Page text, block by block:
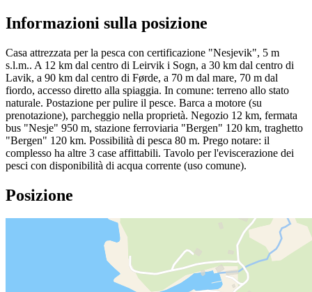
Informazioni sulla posizione
Casa attrezzata per la pesca con certificazione "Nesjevik", 5 m
s.l.m.. A 12 km dal centro di Leirvik i Sogn, a 30 km dal centro di
Lavik, a 90 km dal centro di Førde, a 70 m dal mare, 70 m dal
fiordo, accesso diretto alla spiaggia. In comune: terreno allo stato
naturale. Postazione per pulire il pesce. Barca a motore (su
prenotazione), parcheggio nella proprietà. Negozio 12 km, fermata
bus "Nesje" 950 m, stazione ferroviaria "Bergen" 120 km, traghetto
"Bergen" 120 km. Possibilità di pesca 80 m. Prego notare: il
complesso ha altre 3 case affittabili. Tavolo per l'eviscerazione dei
pesci con disponibilità di acqua corrente (uso comune).
Posizione